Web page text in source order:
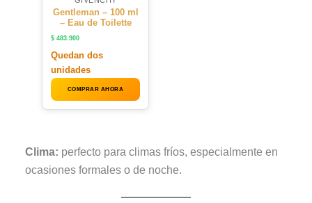
Gentleman – 100 ml
– Eau de Toilette
$ 483.900
Quedan dos
unidades
COMPRAR AHORA
Clima: perfecto para climas fríos, especialmente en
ocasiones formales o de noche.